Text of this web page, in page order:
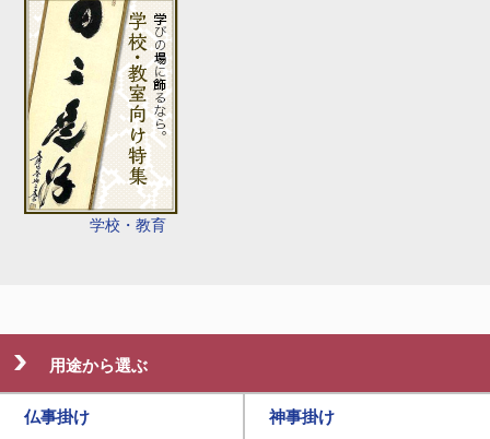
学校・教育
用途から選ぶ
仏事掛け 神事掛け